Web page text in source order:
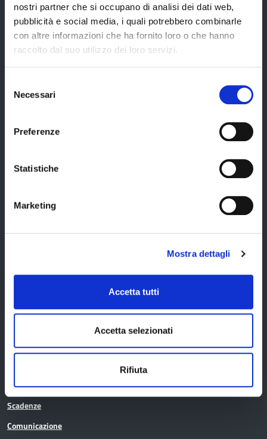
nostri partner che si occupano di analisi dei dati web,
pubblicità e social media, i quali potrebbero combinarle
con altre informazioni che ha fornito loro o che hanno
raccolto dal suo utilizzo dei loro servizi.
delNecessari
Preferenze
Statistiche
Marketing
Mostra dettagli
Accetta tutti
Accetta selezionati
Rifiuta
URP
Strumenti di Tutela Amministrativa e Giurisdizionale
Consigliera di Parità
Ufficio Associato del Contenzioso tributario e della consulenza fiscale
(UAC)
Cerca uffici
Cerca atti
Avvisi pubblici
Concorsi e selezioni
Scadenze
Comunicazione